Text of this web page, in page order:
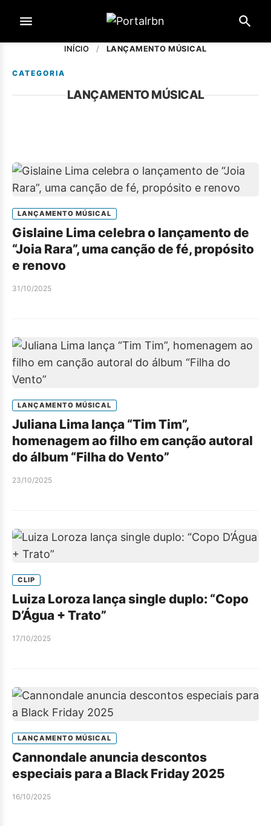
INÍCIO / LANÇAMENTO MÚSICAL
CATEGORIA
LANÇAMENTO MÚSICAL
LANÇAMENTO MÚSICAL
Gislaine Lima celebra o lançamento de
“Joia Rara”, uma canção de fé, propósito
e renovo
31/10/2025
LANÇAMENTO MÚSICAL
Juliana Lima lança “Tim Tim”,
homenagem ao filho em canção autoral
do álbum “Filha do Vento”
23/10/2025
CLIP
Luiza Loroza lança single duplo: “Copo
D’Água + Trato”
17/10/2025
LANÇAMENTO MÚSICAL
Cannondale anuncia descontos
especiais para a Black Friday 2025
16/10/2025